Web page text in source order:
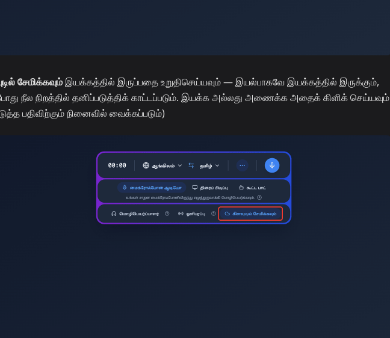
சேமிக்கவும்இயக்கத்தில் இருப்பதை உறுதிசெய்யவும் — இயல்பாகவே இயக்கத்தில் இருக்கும்,
நீல நிறத்தில் தனிப்படுத்திக் காட்டப்படும். இயக்க அல்லது அணைக்க அதைக் கிளிக் செய்யவும்
பதிவிற்கும் நினைவில் வைக்கப்படும்)